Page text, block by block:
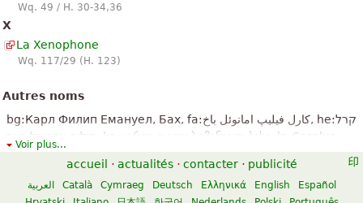
Wq. 49 / H. 30-34,36
X
La Xenophone
Wq. 117/29 (H. 123)
Autres noms
bg:Карл Филип Емануел, Бах, fa:کارل فیلیپ امانوئل باخ, he:קרל
פיליפ עמנואל באך, ka:კარლ ფილიპ ემანუელ ბახი, la:Carolus
Philippus Emanuel, Bach, ja:カール・フィリップ・エマヌエル,バ
ッハ, ru:Карл Филипп Эммануил, Бах, sr:Карл Филип
Емануел, Бах, uk:Карл Філіпп Емануель, Бах, zh:卡尔·菲利普·
Voir plus...
accueil · actualités · contacter · publicité
العربية Català Cymraeg Deutsch Ελληνικά English
Español